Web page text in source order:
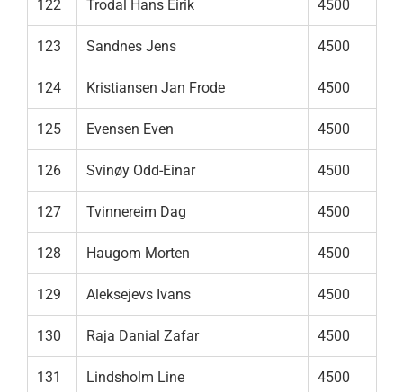
122 Trodal Hans Eirik 4500
123 Sandnes Jens 4500
124 Kristiansen Jan Frode 4500
125 Evensen Even 4500
126 Svinøy Odd-Einar 4500
127 Tvinnereim Dag 4500
128 Haugom Morten 4500
129 Aleksejevs Ivans 4500
130 Raja Danial Zafar 4500
131 Lindsholm Line 4500